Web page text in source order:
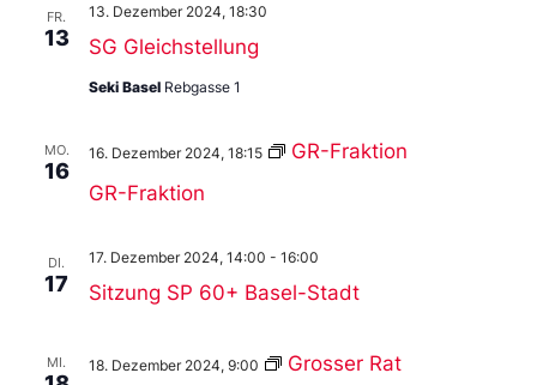
FR.
13 SG Gleichstellung
13. Dezember 2024, 18:30
Seki Basel Rebgasse 1
MO.
16
GR-Fraktion
16. Dezember 2024, 18:15 GR-Fraktion
DI.
17 Sitzung SP 60+ Basel-Stadt
17. Dezember 2024, 14:00 - 16:00
MI. 18. Dezember 2024, 9:00 Grosser Rat